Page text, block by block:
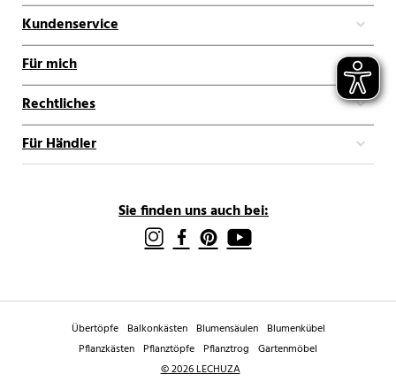
Kundenservice
Für mich
Rechtliches
Für Händler
Sie finden uns auch bei:
Übertöpfe Balkonkästen Blumensäulen Blumenkübel
Pflanzkästen Pflanztöpfe Pflanztrog Gartenmöbel
© 2026 LECHUZA